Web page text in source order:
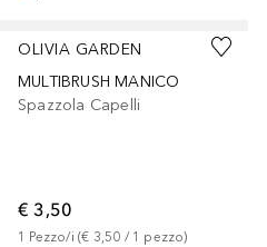
OLIVIA GARDEN
MULTIBRUSH MANICO
Spazzola Capelli
€ 3,50
1 Pezzo/i (€ 3,50 / 1 pezzo)